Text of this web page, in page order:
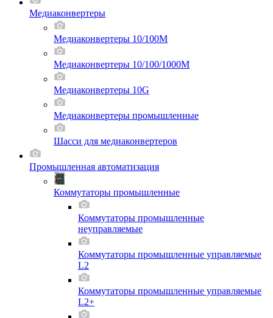
Медиаконвертеры
Медиаконвертеры 10/100M
Медиаконвертеры 10/100/1000M
Медиаконвертеры 10G
Медиаконвертеры промышленные
Шасси для мeдиаконвертеров
Промышленная автоматизация
Коммутаторы промышленные
Коммутаторы промышленные
неуправляемые
Коммутаторы промышленные управляемые
L2
Коммутаторы промышленные управляемые
L2+